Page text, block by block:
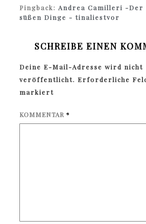
Pingback:Andrea Camilleri -Der
süßen Dinge - tinaliestvor
SCHREIBE EINEN
Deine E-Mail-Adresse wird nicht
veröffentlicht. Erforderliche
markiert
KOMMENTAR *